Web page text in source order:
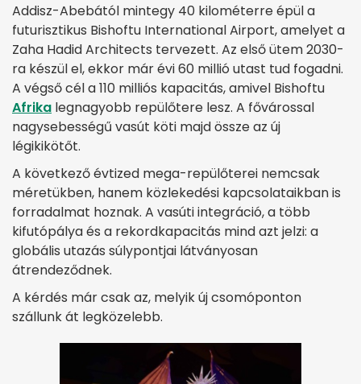
Addisz-Abebától mintegy 40 kilométerre épül a
futurisztikus Bishoftu International Airport, amelyet a
Zaha Hadid Architects tervezett. Az első ütem 2030-
ra készül el, ekkor már évi 60 millió utast tud fogadni.
A végső cél a 110 milliós kapacitás, amivel Bishoftu
Afrika legnagyobb repülőtere lesz. A fővárossal
nagysebességű vasút köti majd össze az új
légikikötőt.
A következő évtized mega-repülőterei nemcsak
méretükben, hanem közlekedési kapcsolataikban is
forradalmat hoznak. A vasúti integráció, a több
kifutópálya és a rekordkapacitás mind azt jelzi: a
globális utazás súlypontjai látványosan
átrendeződnek.
A kérdés már csak az, melyik új csomóponton
szállunk át legközelebb.